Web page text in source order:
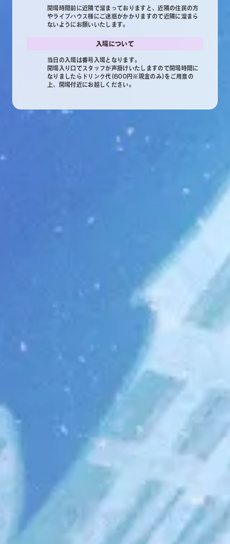
開場時間前に近隣で溜まっておりますと、近隣の住民の方
やライブハウス様にご迷惑がかかりますので近隣に溜まら
ないようにお願いいたします。
入場について
当日の入場は番号入場となります。
開場入り口でスタッフが声掛けいたしますので開場時間に
なりましたらドリンク代(600円※現金のみ)をご用意の
上、開場付近にお越しください。